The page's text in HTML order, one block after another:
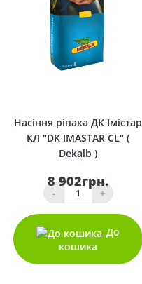
Насіння ріпака ДК Імістар
КЛ "DK IMASTAR CL" (
Dekalb )
8 902грн.
- +
До
кошика